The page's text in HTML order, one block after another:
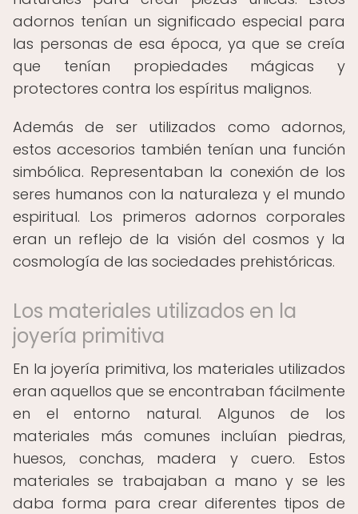
adornos tenían un significado especial para
las personas de esa época, ya que se creía
que tenían propiedades mágicas y
protectores contra los espíritus malignos.
Además de ser utilizados como adornos,
estos accesorios también tenían una función
simbólica. Representaban la conexión de los
seres humanos con la naturaleza y el mundo
espiritual. Los primeros adornos corporales
eran un reflejo de la visión del cosmos y la
cosmología de las sociedades prehistóricas.
Los materiales utilizados en la
joyería primitiva
En la joyería primitiva, los materiales utilizados
eran aquellos que se encontraban fácilmente
en el entorno natural. Algunos de los
materiales más comunes incluían piedras,
huesos, conchas, madera y cuero. Estos
materiales se trabajaban a mano y se les
daba forma para crear diferentes tipos de